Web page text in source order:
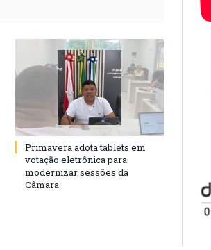
Primavera adota tablets em
votação eletrônica para
modernizar sessões da
Câmara